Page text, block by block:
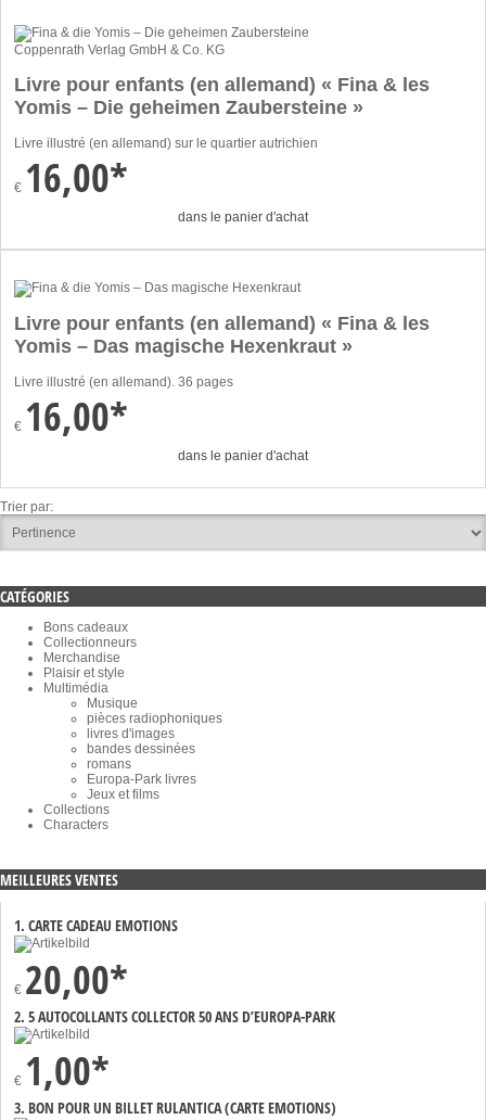
Coppenrath Verlag GmbH & Co. KG
Livre pour enfants (en allemand) « Fina & les
Yomis – Die geheimen Zaubersteine »
Livre illustré (en allemand) sur le quartier autrichien
€ 16,00*
dans le panier d'achat
Livre pour enfants (en allemand) « Fina & les
Yomis – Das magische Hexenkraut »
Livre illustré (en allemand). 36 pages
€ 16,00*
dans le panier d'achat
Trier par:
CATÉGORIES
Bons cadeaux
Collectionneurs
Merchandise
Plaisir et style
Multimédia
Musique
pièces radiophoniques
livres d'images
bandes dessinées
romans
Europa-Park livres
Jeux et films
Collections
Characters
MEILLEURES VENTES
1. CARTE CADEAU EMOTIONS
€ 20,00*
2. 5 AUTOCOLLANTS COLLECTOR 50 ANS D’EUROPA-PARK
€ 1,00*
3. BON POUR UN BILLET RULANTICA (CARTE EMOTIONS)